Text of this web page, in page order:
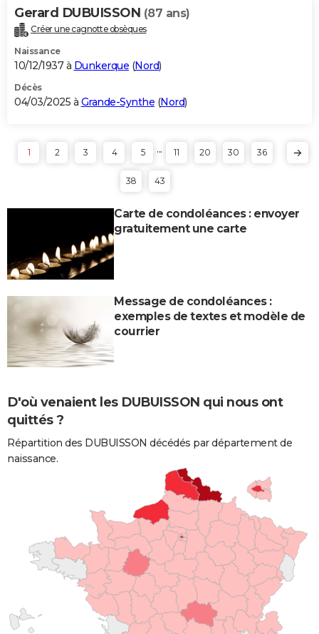
Gerard DUBUISSON (87 ans)
Créer une cagnotte obsèques
Naissance
10/12/1937 à Dunkerque (Nord)
Décès
04/03/2025 à Grande-Synthe (Nord)
1 2 3 4 5 ... 11 20 30 36
38 43
Carte de condoléances : envoyer
gratuitement une carte
Message de condoléances :
exemples de textes et modèle de
courrier
D'où venaient les DUBUISSON qui nous ont
quittés ?
Répartition des DUBUISSON décédés par département de
naissance.